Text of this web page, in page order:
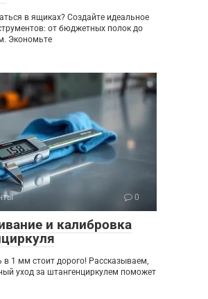
в ящиках? Создайте идеальное
от бюджетных полок до
Экономьте
0
и калибровка
в 1 мм стоит дорого! Рассказываем,
уход за штангенциркулем поможет